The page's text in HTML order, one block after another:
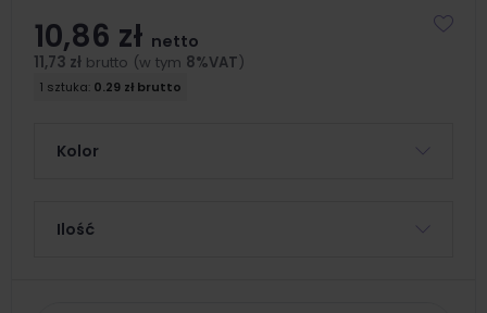
10,86 zł netto
11,73 zł brutto (w tym 8%VAT)
1 sztuka: 0.29 zł brutto
Kolor
Ilość